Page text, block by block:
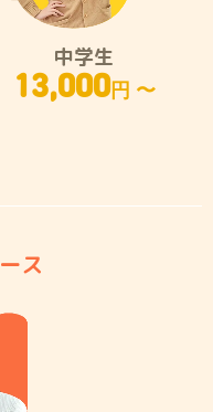
中学生
13,000円 〜
ース